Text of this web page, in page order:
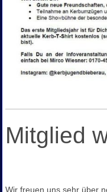
Mitglied
Wir freuen uns sehr über